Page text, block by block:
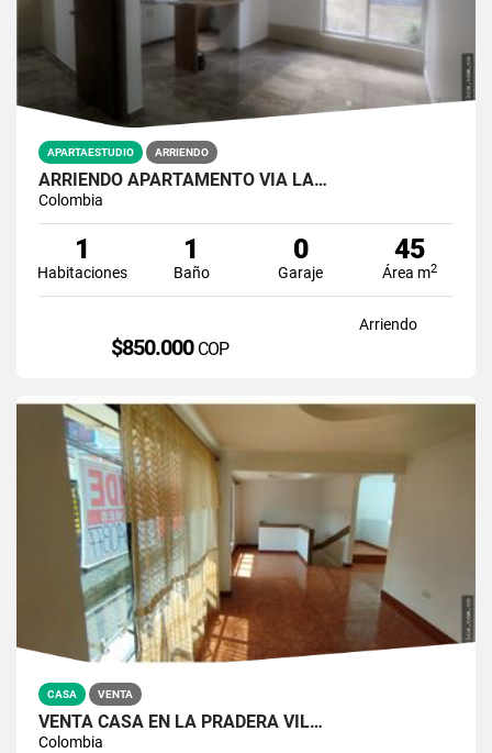
APARTAESTUDIO ARRIENDO
ARRIENDO APARTAMENTO VÍA LA…
Colombia
1
Habitaciones
1
Baño
0
Garaje
45
Área m2
Arriendo
$850.000 COP
CASA VENTA
VENTA CASA EN LA PRADERA VIL…
Colombia